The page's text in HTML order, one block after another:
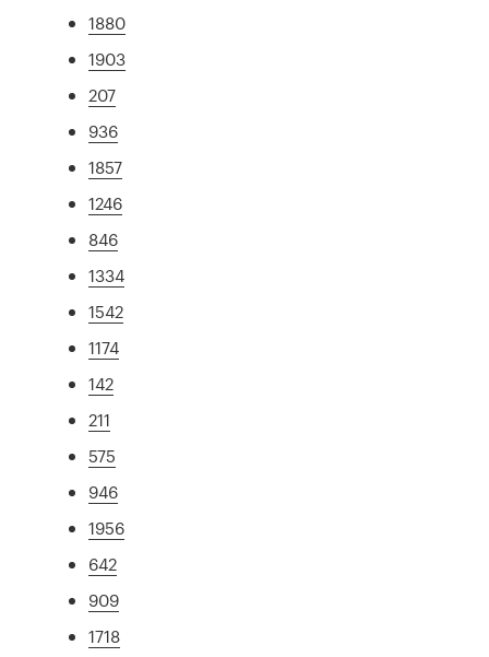
1880
1903
207
936
1857
1246
846
1334
1542
1174
142
211
575
946
1956
642
909
1718